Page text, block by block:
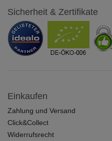
Sicherheit & Zertifikate
Einkaufen
Zahlung und Versand
Click&Collect
Widerrufsrecht